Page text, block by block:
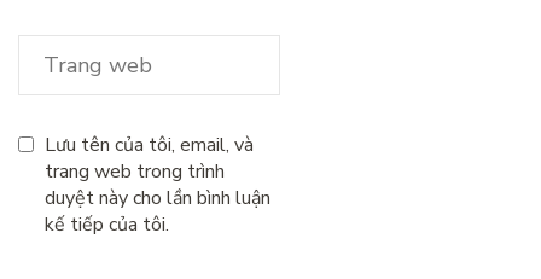
Lưu tên của tôi, email, và
trang web trong trình
duyệt này cho lần bình luận
kế tiếp của tôi.